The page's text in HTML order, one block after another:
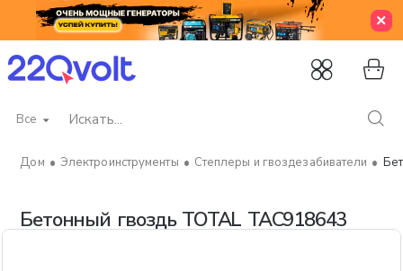
Все
Искать...
Бетонный гвоздь TOTAL TAC918643
Электроинструменты Степлеры и гвоздезабиватели